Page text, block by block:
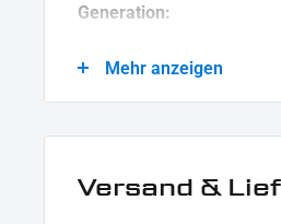
Generation:
Glas:
Leistung:
Menge:
Mehr anzeigen
Versand &